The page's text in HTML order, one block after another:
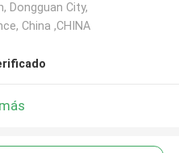
Dongguan City,
China ,CHINA